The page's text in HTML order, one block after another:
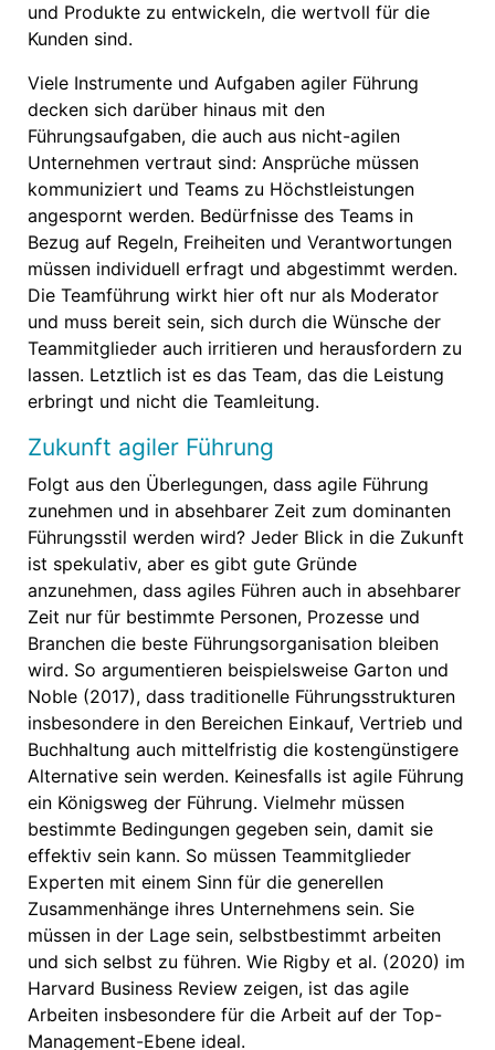
und Produkte zu entwickeln, die wertvoll für die
Kunden sind.
Viele Instrumente und Aufgaben agiler Führung
decken sich darüber hinaus mit den
Führungsaufgaben, die auch aus nicht-agilen
Unternehmen vertraut sind: Ansprüche müssen
kommuniziert und Teams zu Höchstleistungen
angespornt werden. Bedürfnisse des Teams in
Bezug auf Regeln, Freiheiten und Verantwortungen
müssen individuell erfragt und abgestimmt werden.
Die Teamführung wirkt hier oft nur als Moderator
und muss bereit sein, sich durch die Wünsche der
Teammitglieder auch irritieren und herausfordern zu
lassen. Letztlich ist es das Team, das die Leistung
erbringt und nicht die Teamleitung.
Zukunft agiler Führung
Folgt aus den Überlegungen, dass agile Führung
zunehmen und in absehbarer Zeit zum dominanten
Führungsstil werden wird? Jeder Blick in die Zukunft
ist spekulativ, aber es gibt gute Gründe
anzunehmen, dass agiles Führen auch in absehbarer
Zeit nur für bestimmte Personen, Prozesse und
Branchen die beste Führungsorganisation bleiben
wird. So argumentieren beispielsweise Garton und
Noble (2017), dass traditionelle Führungsstrukturen
insbesondere in den Bereichen Einkauf, Vertrieb und
Buchhaltung auch mittelfristig die kostengünstigere
Alternative sein werden. Keinesfalls ist agile Führung
ein Königsweg der Führung. Vielmehr müssen
bestimmte Bedingungen gegeben sein, damit sie
effektiv sein kann. So müssen Teammitglieder
Experten mit einem Sinn für die generellen
Zusammenhänge ihres Unternehmens sein. Sie
müssen in der Lage sein, selbstbestimmt arbeiten
und sich selbst zu führen. Wie Rigby et al. (2020) im
Harvard Business Review zeigen, ist das agile
Arbeiten insbesondere für die Arbeit auf der Top-
Management-Ebene ideal.